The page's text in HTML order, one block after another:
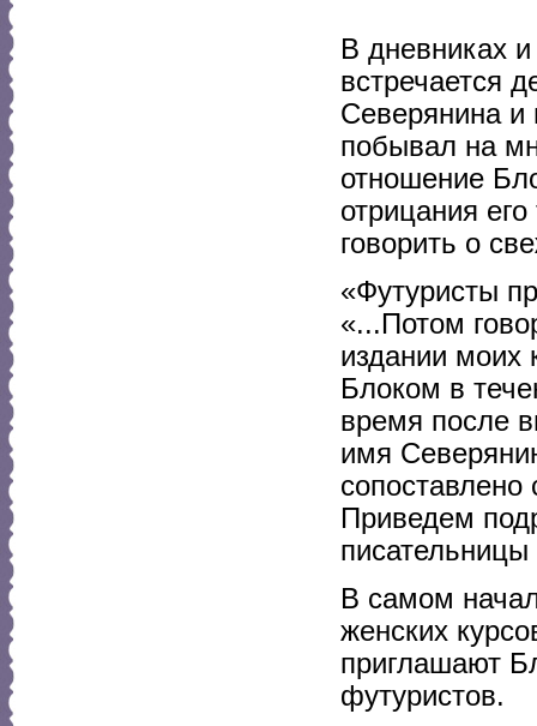
В дневниках
встречается
Северянина и
побывал на
отношение
отрицания
говорить о
«Футуристы
«...Потом
издании моих
Блоком в
время после
имя
Приведем
В самом
женских
приглашают
футуристов.